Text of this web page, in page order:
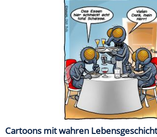
Cartoons mit wahren